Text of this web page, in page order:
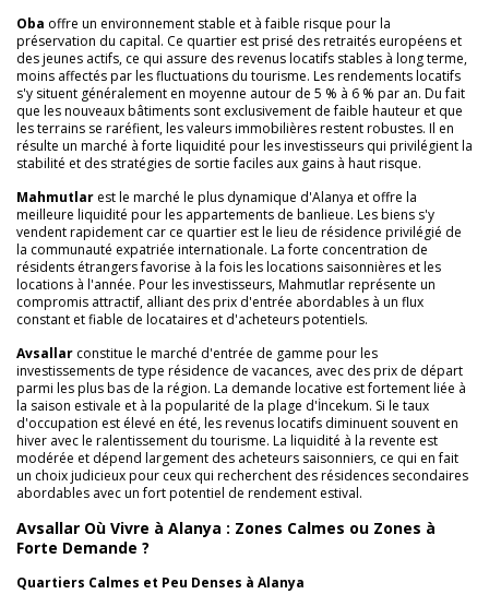
Oba offre un environnement stable et à faible risque pour la
préservation du capital. Ce quartier est prisé des retraités européens et
des jeunes actifs, ce qui assure des revenus locatifs stables à long terme,
moins affectés par les fluctuations du tourisme. Les rendements locatifs
s'y situent généralement en moyenne autour de 5 % à 6 % par an. Du fait
que les nouveaux bâtiments sont exclusivement de faible hauteur et que
les terrains se raréfient, les valeurs immobilières restent robustes. Il en
résulte un marché à forte liquidité pour les investisseurs qui privilégient la
stabilité et des stratégies de sortie faciles aux gains à haut risque.
Mahmutlar est le marché le plus dynamique d'Alanya et offre la
meilleure liquidité pour les appartements de banlieue. Les biens s'y
vendent rapidement car ce quartier est le lieu de résidence privilégié de
la communauté expatriée internationale. La forte concentration de
résidents étrangers favorise à la fois les locations saisonnières et les
locations à l'année. Pour les investisseurs, Mahmutlar représente un
compromis attractif, alliant des prix d'entrée abordables à un flux
constant et fiable de locataires et d'acheteurs potentiels.
Avsallar constitue le marché d'entrée de gamme pour les
investissements de type résidence de vacances, avec des prix de départ
parmi les plus bas de la région. La demande locative est fortement liée à
la saison estivale et à la popularité de la plage d'İncekum. Si le taux
d'occupation est élevé en été, les revenus locatifs diminuent souvent en
hiver avec le ralentissement du tourisme. La liquidité à la revente est
modérée et dépend largement des acheteurs saisonniers, ce qui en fait
un choix judicieux pour ceux qui recherchent des résidences secondaires
abordables avec un fort potentiel de rendement estival.
Avsallar Où Vivre à Alanya : Zones Calmes ou Zones à
Forte Demande ?
Quartiers Calmes et Peu Denses à Alanya